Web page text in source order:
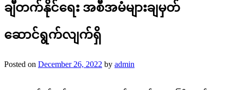
ချီတက်နိုင်ရေး အစီအမံများချမှတ်
ဆောင်ရွက်လျက်ရှိ
Posted on December 26, 2022 by admin